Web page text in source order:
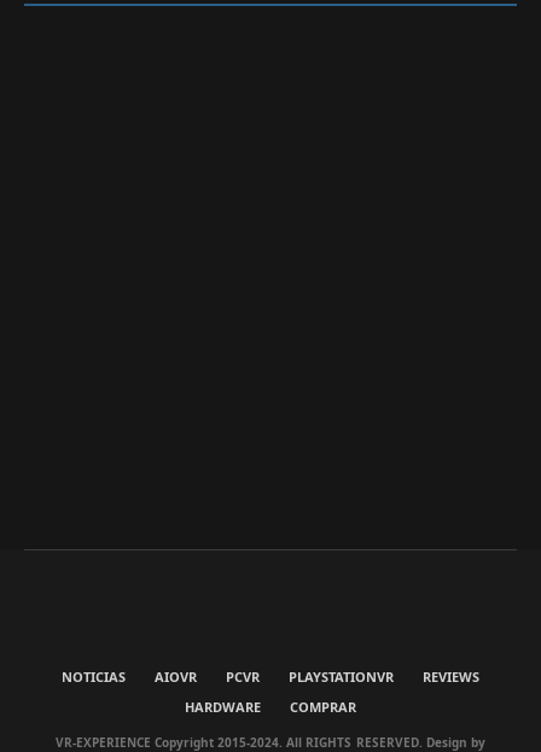
NOTICIAS AIOVR PCVR PLAYSTATIONVR
REVIEWS
HARDWARE
COMPRAR
VR-EXPERIENCE Copyright 2015-2024. All RIGHTS RESERVED. Design by